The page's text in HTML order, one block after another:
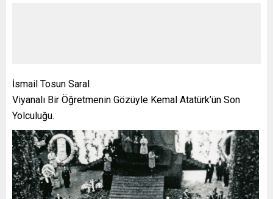
İsmail Tosun Saral
Viyanalı Bir Öğretmenin Gözüyle Kemal Atatürk’ün Son
Yolculuğu.